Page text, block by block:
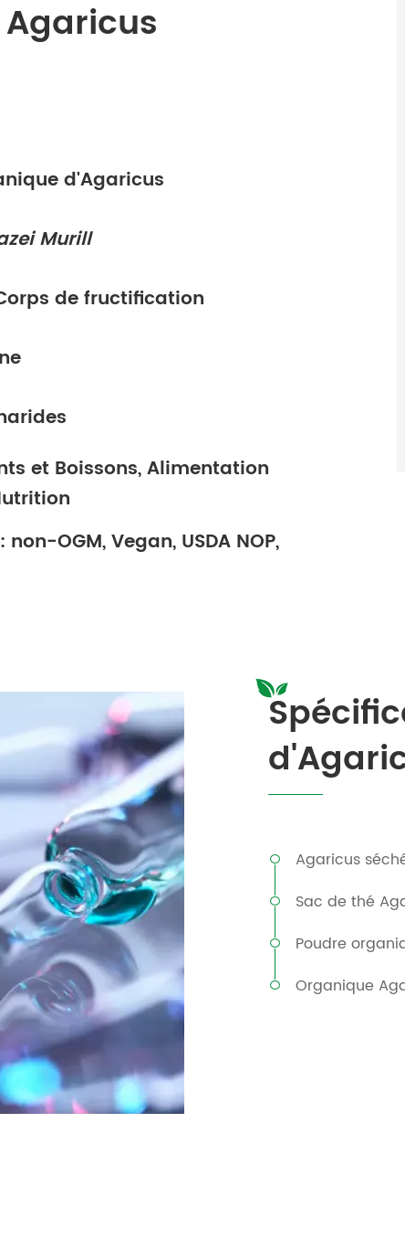
d'Agaricus
Murill
de fructification
et Boissons, Alimentation
OGM, Vegan, USDA NOP,
Agaricus
Sac de thé
Poudre
Organique